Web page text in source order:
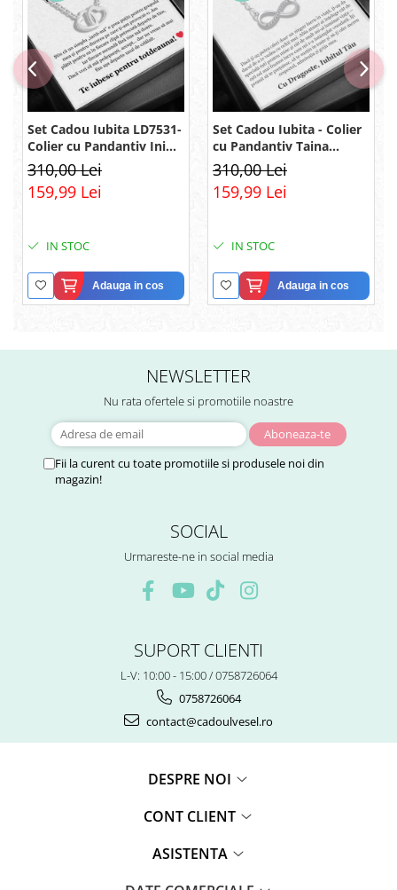
Set Cadou Iubita LD7531-
Colier cu Pandantiv Inimi
Pereche din Argint 925
placat cu rodiu, Cutie
Elegantă și Felicitare
310,00 Lei
159,99 Lei
IN STOC
Adauga in cos
Set Cadou Iubita - Colier
cu Pandantiv Taina
Infinitului din Argint 925
placat cu rodiu, Cutie
Elegantă și Mesaj
310,00 Lei
159,99 Lei
IN STOC
Adauga in cos
NEWSLETTER
Nu rata ofertele si promotiile noastre
Fii la curent cu toate promotiile si produsele noi din
magazin!
SOCIAL
Urmareste-ne in social media
SUPORT CLIENTI
L-V: 10:00 - 15:00 / 0758726064
0758726064
contact@cadoulvesel.ro
DESPRE NOI
CONT CLIENT
ASISTENTA